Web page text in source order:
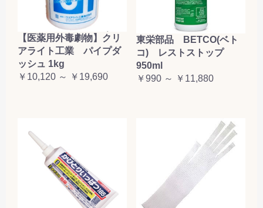
【医薬用外毒劇物】クリ
アライト工業 パイプダ
ッシュ 1kg
￥10,120 ～ ￥19,690
東栄部品 BETCO(ベト
コ) レストストップ
950ml
￥990 ～ ￥11,880